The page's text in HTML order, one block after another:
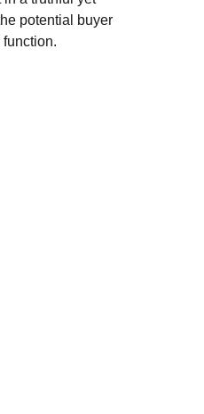
potential buyer